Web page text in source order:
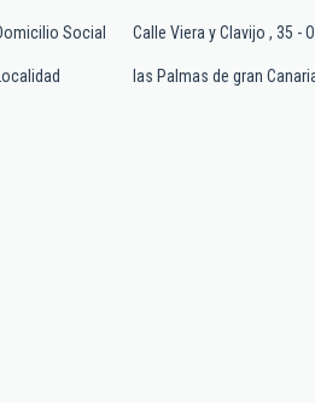
Social Calle Viera y Clavijo , 35 -
Localidad las Palmas de gran